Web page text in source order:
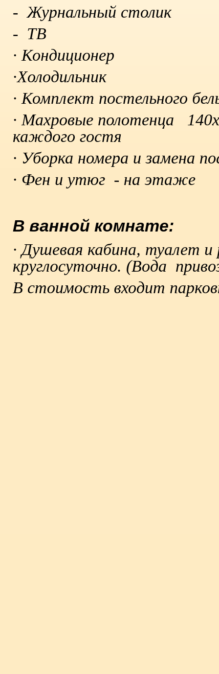
- Журнальный столик
- ТВ
· Кондиционер
·Холодильник
· Комплект постельного
· Махровые полотенца
каждого гостя
· Уборка номера и замена
· Фен и утюг - на этаже
В ванной комнате:
·Душевая кабина, туалет и
круглосуточно. (Вода
В стоимость входит